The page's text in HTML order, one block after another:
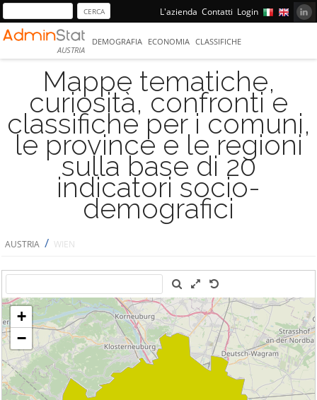
L'azienda Contatti Login
AUSTRIA
DEMOGRAFIA ECONOMIA CLASSIFICHE
Mappe tematiche,
curiosità, confronti e
classifiche per i comuni,
le province e le regioni
sulla base di 20
indicatori socio-
demografici
AUSTRIA / WIEN